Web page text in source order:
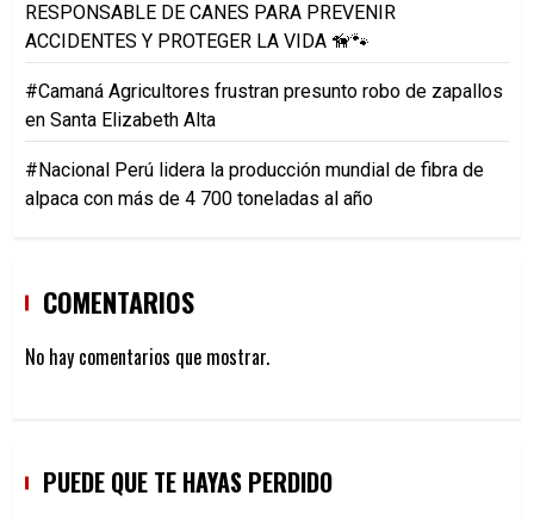
RESPONSABLE DE CANES PARA PREVENIR
ACCIDENTES Y PROTEGER LA VIDA 🦮🐾
#Camaná Agricultores frustran presunto robo de zapallos
en Santa Elizabeth Alta
#Nacional Perú lidera la producción mundial de fibra de
alpaca con más de 4 700 toneladas al año
COMENTARIOS
No hay comentarios que mostrar.
PUEDE QUE TE HAYAS PERDIDO